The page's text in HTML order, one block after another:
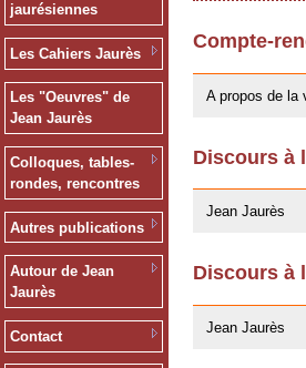
jaurésiennes
Les Cahiers Jaurès
Les "Oeuvres" de
Jean Jaurès
Colloques, tables-
rondes, rencontres
Autres publications
Autour de Jean
Jaurès
Contact
Compte-
A propos de la
Discours à
Jean Jaurès
Discours à
Jean Jaurès